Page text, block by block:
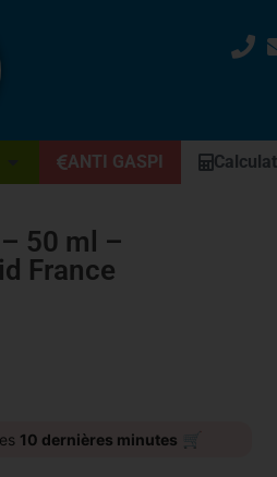
ANTI GASPI
50 ml –
France
10 dernières minutes 🛒